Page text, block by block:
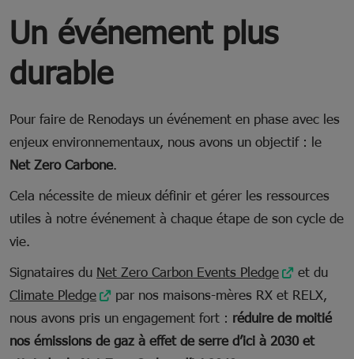
Un événement plus
durable
Pour faire de Renodays un événement en phase avec les
enjeux environnementaux, nous avons un objectif : le
Net Zero Carbone.
Cela nécessite de mieux définir et gérer les ressources
utiles à notre événement à chaque étape de son cycle de
vie.
Signataires du Net Zero Carbon Events Pledge
et du
Climate Pledge
par nos maisons-mères RX et RELX,
nous avons pris un engagement fort : réduire de moitié
nos émissions de gaz à effet de serre d’ici à 2030 et